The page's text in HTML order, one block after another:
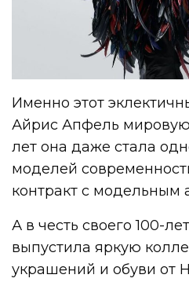
Именно этот
Айрис Апфель мировую
лет она даже стала
моделей
контракт с модельным
А в честь своего 100-
выпустила яркую
украшений и обуви от